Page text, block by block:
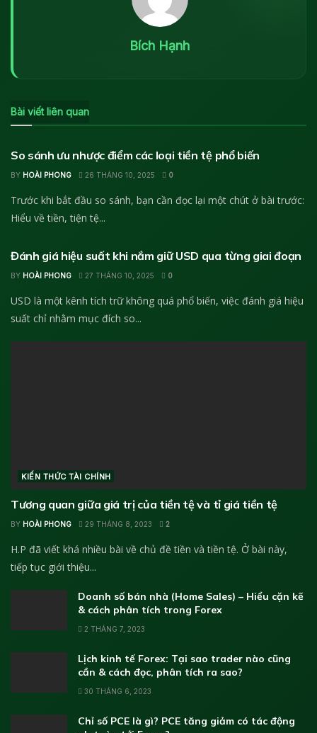
Bích Hạnh
Bài viết liên quan
KIẾN THỨC TÀI CHÍNH
So sánh ưu nhược điểm các loại tiền tệ phổ biến
BY HOÀI PHONG 26 THÁNG 10, 2025 0
Trước khi bắt đầu so sánh, bạn cần đọc lại một chút ở bài trước:
Hiểu về tiền, tiện tệ...
Đánh giá hiệu suất khi nắm giữ USD qua từng giai đoạn
BY HOÀI PHONG 27 THÁNG 10, 2025 0
USD là một kênh tích trữ không quá phổ biến, việc đánh giá hiệu
suất chỉ nhằm mục đích so...
KIẾN THỨC TÀI CHÍNH
Tương quan giữa giá trị của tiền tệ và tỉ giá tiền tệ
BY HOÀI PHONG 29 THÁNG 8, 2023 2
H.P đã viết khá nhiều bài về chủ đề tiền và tiền tệ. Ở bài này,
tiếp tục giới thiệu...
Doanh số bán nhà (Home Sales) – Hiểu cặn kẽ
& cách phân tích trong Forex
2 THÁNG 7, 2023
Lịch kinh tế Forex: Tại sao trader nào cũng
cần & cách đọc, phân tích ra sao?
30 THÁNG 6, 2023
Chỉ số PCE là gì? PCE tăng giảm có tác động